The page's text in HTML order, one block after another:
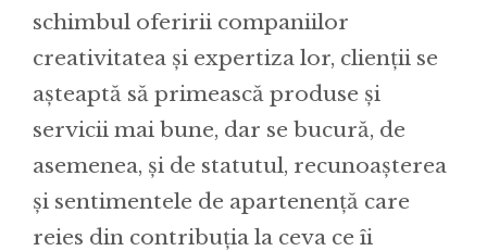
schimbul oferirii companiilor
creativitatea și expertiza lor, clienții se
așteaptă să primească produse și
servicii mai bune, dar se bucură, de
asemenea, și de statutul, recunoașterea
și sentimentele de apartenență care
reies din contribuția la ceva ce îi